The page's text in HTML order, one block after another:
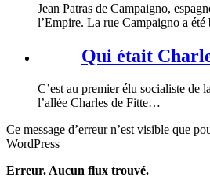
Jean Patras de Campaigno,
l’Empire. La rue Campaigno a
Qui était
C’est au premier élu socialiste de
l’allée Charles de Fitte…
Ce message d’erreur n’est visible que
WordPress
Erreur. Aucun flux trouvé.